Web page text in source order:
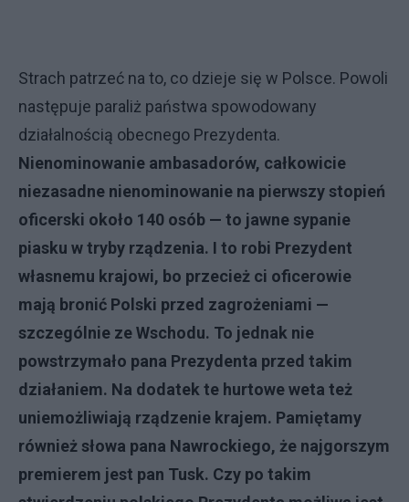
Strach patrzeć na to, co dzieje się w Polsce. Powoli
następuje paraliż państwa spowodowany
działalnością obecnego Prezydenta.
Nienominowanie ambasadorów, całkowicie
niezasadne nienominowanie na pierwszy stopień
oficerski około 140 osób — to jawne sypanie
piasku w tryby rządzenia. I to robi Prezydent
własnemu krajowi, bo przecież ci oficerowie
mają bronić Polski przed zagrożeniami —
szczególnie ze Wschodu. To jednak nie
powstrzymało pana Prezydenta przed takim
działaniem. Na dodatek te hurtowe weta też
uniemożliwiają rządzenie krajem. Pamiętamy
również słowa pana Nawrockiego, że najgorszym
premierem jest pan Tusk. Czy po takim